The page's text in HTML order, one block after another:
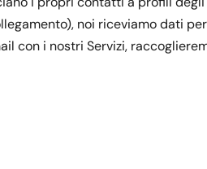
noi riceviamo dati
con i nostri Servizi,